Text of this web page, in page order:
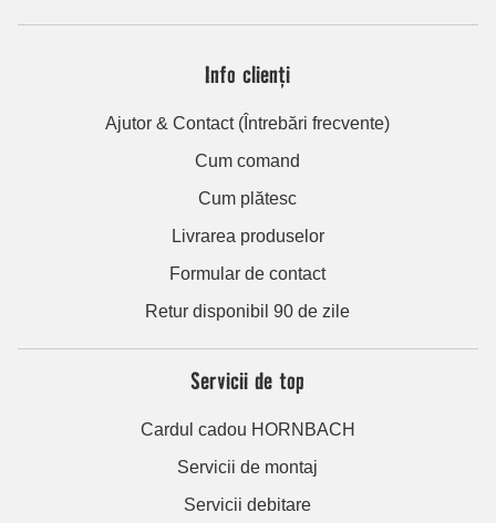
Info clienți
Ajutor & Contact (Întrebări frecvente)
Cum comand
Cum plătesc
Livrarea produselor
Formular de contact
Retur disponibil 90 de zile
Servicii de top
Cardul cadou HORNBACH
Servicii de montaj
Servicii debitare